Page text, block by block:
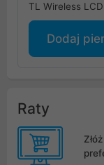
TL Wireless
Dodaj
Raty